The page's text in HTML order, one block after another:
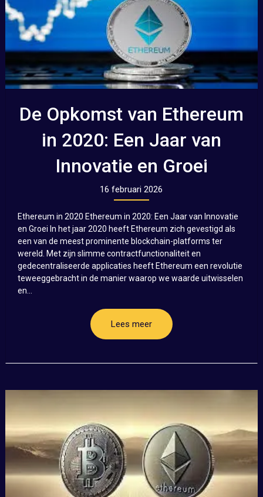
De Opkomst van Ethereum
in 2020: Een Jaar van
Innovatie en Groei
16 februari 2026
Ethereum in 2020 Ethereum in 2020: Een Jaar van Innovatie
en Groei In het jaar 2020 heeft Ethereum zich gevestigd als
een van de meest prominente blockchain-platforms ter
wereld. Met zijn slimme contractfunctionaliteit en
gedecentraliseerde applicaties heeft Ethereum een revolutie
teweeggebracht in de manier waarop we waarde uitwisselen
en...
Lees meer